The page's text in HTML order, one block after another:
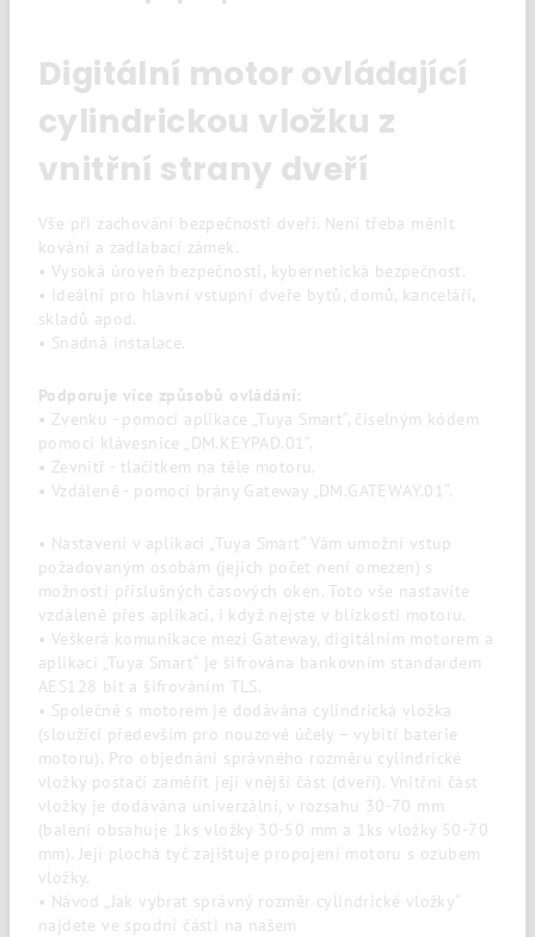
Digitální motor ovládající
cylindrickou vložku z
vnitřní strany dveří
Vše při zachování bezpečnosti dveří. Není třeba měnit
kování a zadlabací zámek.
• Vysoká úroveň bezpečnosti, kybernetická bezpečnost.
• Ideální pro hlavní vstupní dveře bytů, domů, kanceláří,
skladů apod.
• Snadná instalace.
Podporuje více způsobů ovládání:
• Zvenku - pomocí aplikace „Tuya Smart“, číselným kódem
pomocí klávesnice „DM.KEYPAD.01“.
• Zevnitř - tlačítkem na těle motoru.
• Vzdáleně - pomocí brány Gateway „DM.GATEWAY.01“.
• Nastavení v aplikaci „Tuya Smart“ Vám umožní vstup
požadovaným osobám (jejich počet není omezen) s
možností příslušných časových oken. Toto vše nastavíte
vzdáleně přes aplikaci, i když nejste v blízkosti motoru.
• Veškerá komunikace mezi Gateway, digitálním motorem a
aplikací „Tuya Smart“ je šifrována bankovním standardem
AES128 bit a šifrováním TLS.
• Společně s motorem je dodávána cylindrická vložka
(sloužící především pro nouzové účely – vybití baterie
motoru). Pro objednání správného rozměru cylindrické
vložky postačí zaměřit její vnější část (dveří). Vnitřní část
vložky je dodávána univerzální, v rozsahu 30-70 mm
(balení obsahuje 1ks vložky 30-50 mm a 1ks vložky 50-70
mm). Její plochá tyč zajištuje propojení motoru s ozubem
vložky.
• Návod „Jak vybrat správný rozměr cylindrické vložky“
najdete ve spodní části na našem